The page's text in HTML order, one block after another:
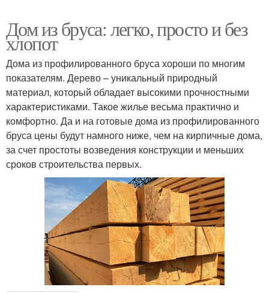
Дом из бруса: легко, просто и без
хлопот
Дома из профилированного бруса хороши по многим
показателям. Дерево – уникальный природный
материал, который обладает высокими прочностными
характеристиками. Такое жилье весьма практично и
комфортно. Да и на готовые дома из профилированного
бруса цены будут намного ниже, чем на кирпичные дома,
за счет простоты возведения конструкции и меньших
сроков строительства первых.